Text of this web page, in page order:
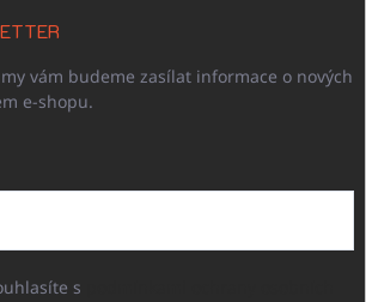
vám budeme zasílat informace o nových
e-shopu.
s